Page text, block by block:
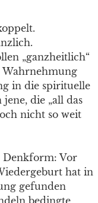
„ganzheitlich“
Wahrnehmung
in die spirituelle
die „all das
nicht so weit
Denkform: Vor
hat in
gefunden
bedingte